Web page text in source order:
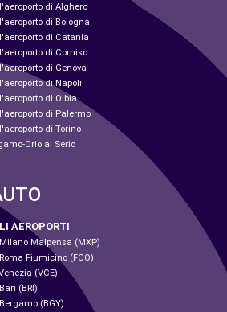
di Alghero
di Bologna
di Catania
di Comiso
di Genova
di Napoli
di Olbia
di Palermo
di Torino
Orio al Serio
AEROPORTI
Malpensa (MXP)
Fiumicino (FCO)
(VCE)
(BRI)
(BGY)